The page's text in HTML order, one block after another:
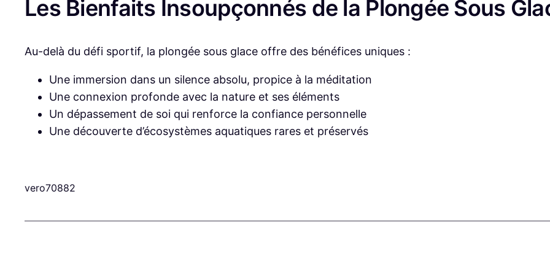
Les Bienfaits Insoupçonnés de la Plongée Sous
Au-delà du défi sportif, la plongée sous glace offre des bénéfices uniques :
Une immersion dans un silence absolu, propice à la méditation
Une connexion profonde avec la nature et ses éléments
Un dépassement de soi qui renforce la confiance personnelle
Une découverte d’écosystèmes aquatiques rares et préservés
vero70882